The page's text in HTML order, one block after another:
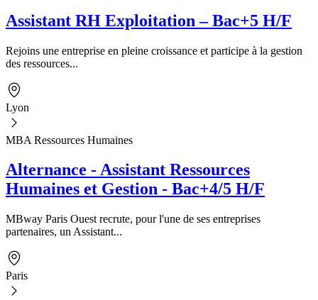
Assistant RH Exploitation – Bac+5 H/F
Rejoins une entreprise en pleine croissance et participe à la gestion
des ressources...
Lyon
MBA Ressources Humaines
Alternance - Assistant Ressources
Humaines et Gestion - Bac+4/5 H/F
MBway Paris Ouest recrute, pour l'une de ses entreprises
partenaires, un Assistant...
Paris